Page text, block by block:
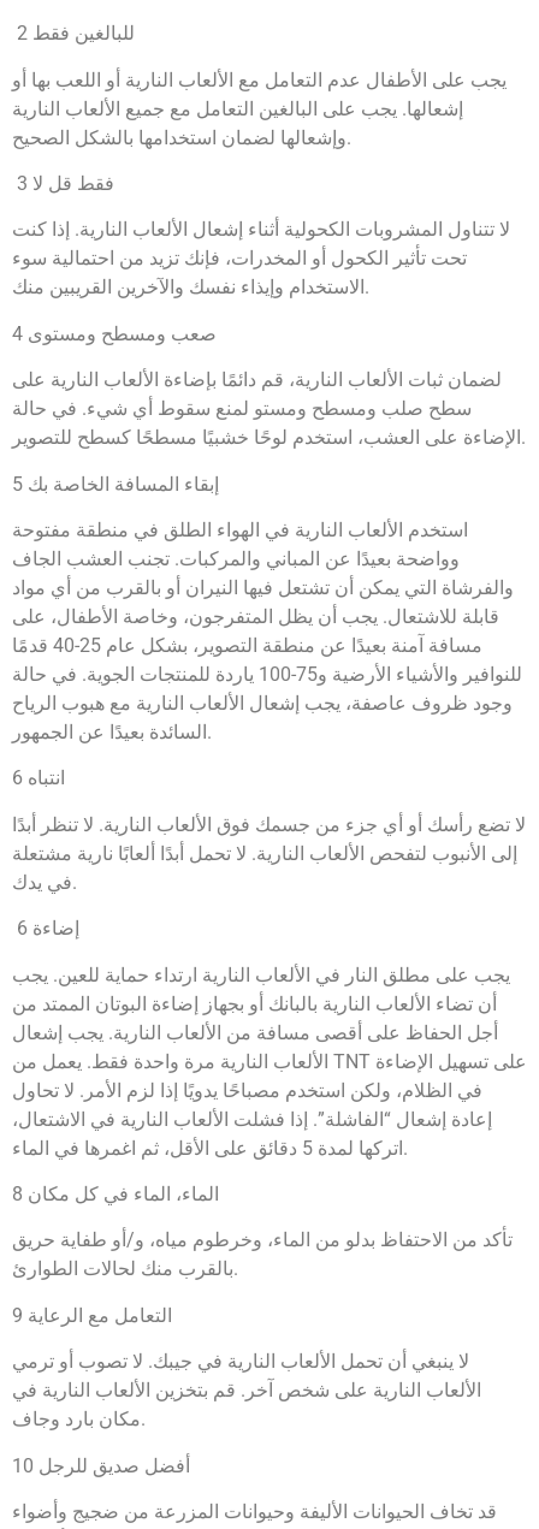
2 للبالغين فقط
يجب على الأطفال عدم التعامل مع الألعاب النارية أو اللعب بها أو
إشعالها. يجب على البالغين التعامل مع جميع الألعاب النارية
وإشعالها لضمان استخدامها بالشكل الصحيح.
3 فقط قل لا
لا تتناول المشروبات الكحولية أثناء إشعال الألعاب النارية. إذا كنت
تحت تأثير الكحول أو المخدرات، فإنك تزيد من احتمالية سوء
الاستخدام وإيذاء نفسك والآخرين القريبين منك.
4 صعب ومسطح ومستوى
لضمان ثبات الألعاب النارية، قم دائمًا بإضاءة الألعاب النارية على
سطح صلب ومسطح ومستو لمنع سقوط أي شيء. في حالة
الإضاءة على العشب، استخدم لوحًا خشبيًا مسطحًا كسطح للتصوير.
5 إبقاء المسافة الخاصة بك
استخدم الألعاب النارية في الهواء الطلق في منطقة مفتوحة
وواضحة بعيدًا عن المباني والمركبات. تجنب العشب الجاف
والفرشاة التي يمكن أن تشتعل فيها النيران أو بالقرب من أي مواد
قابلة للاشتعال. يجب أن يظل المتفرجون، وخاصة الأطفال، على
مسافة آمنة بعيدًا عن منطقة التصوير، بشكل عام 25-40 قدمًا
للنوافير والأشياء الأرضية و75-100 ياردة للمنتجات الجوية. في حالة
وجود ظروف عاصفة، يجب إشعال الألعاب النارية مع هبوب الرياح
السائدة بعيدًا عن الجمهور.
6 انتباه
لا تضع رأسك أو أي جزء من جسمك فوق الألعاب النارية. لا تنظر أبدًا
إلى الأنبوب لتفحص الألعاب النارية. لا تحمل أبدًا ألعابًا نارية مشتعلة
في يدك.
6 إضاءة
يجب على مطلق النار في الألعاب النارية ارتداء حماية للعين. يجب
أن تضاء الألعاب النارية بالبانك أو بجهاز إضاءة البوتان الممتد من
أجل الحفاظ على أقصى مسافة من الألعاب النارية. يجب إشعال
الألعاب النارية مرة واحدة فقط. يعمل من TNT على تسهيل الإضاءة
في الظلام، ولكن استخدم مصباحًا يدويًا إذا لزم الأمر. لا تحاول
إعادة إشعال “الفاشلة”. إذا فشلت الألعاب النارية في الاشتعال،
اتركها لمدة 5 دقائق على الأقل، ثم اغمرها في الماء.
8 الماء، الماء في كل مكان
تأكد من الاحتفاظ بدلو من الماء، وخرطوم مياه، و/أو طفاية حريق
بالقرب منك لحالات الطوارئ.
9 التعامل مع الرعاية
لا ينبغي أن تحمل الألعاب النارية في جيبك. لا تصوب أو ترمي
الألعاب النارية على شخص آخر. قم بتخزين الألعاب النارية في
مكان بارد وجاف.
10 أفضل صديق للرجل
قد تخاف الحيوانات الأليفة وحيوانات المزرعة من ضجيج وأضواء